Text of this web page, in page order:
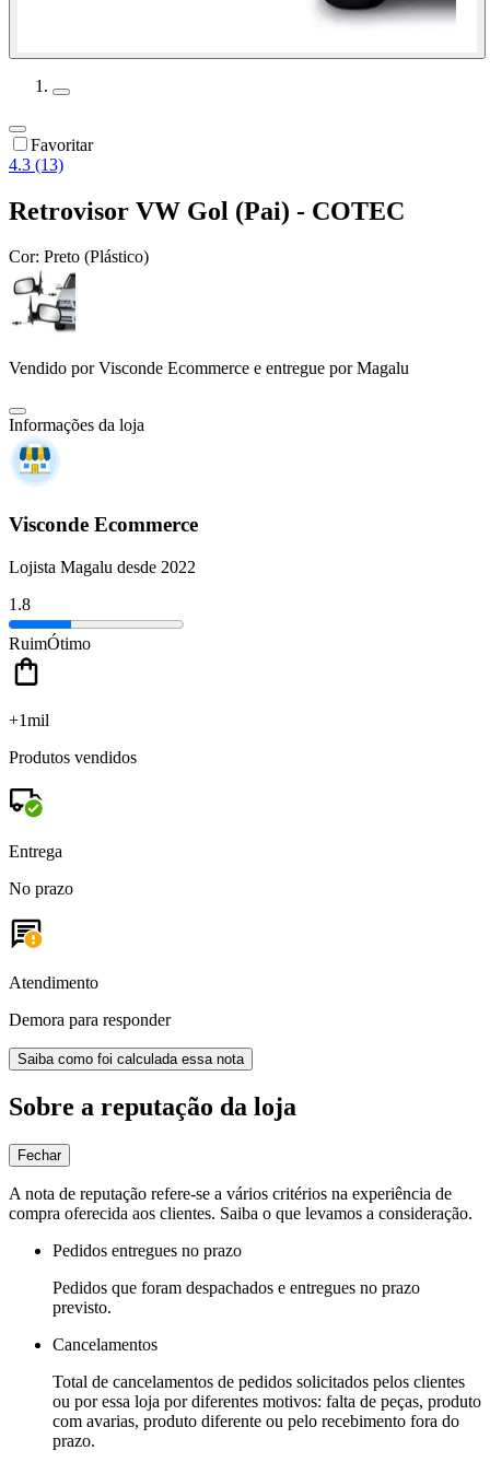
Favoritar
4.3 (13)
Retrovisor VW Gol (Pai) - COTEC
Cor: Preto (Plástico)
Vendido porVisconde Ecommerce e entregue por Magalu
Informações da loja
Visconde Ecommerce
Lojista Magalu desde 2022
1.8
RuimÓtimo
+1mil
Produtos vendidos
Entrega
No prazo
Atendimento
Demora para responder
Saiba como foi calculada essa nota
Sobre a reputação da loja
Fechar
A nota de reputação refere-se a vários critérios na experiência de
compra oferecida aos clientes. Saiba o que levamos a consideração.
Pedidos entregues no prazo
Pedidos que foram despachados e entregues no prazo
previsto.
Cancelamentos
Total de cancelamentos de pedidos solicitados pelos clientes
ou por essa loja por diferentes motivos: falta de peças, produto
com avarias, produto diferente ou pelo recebimento fora do
prazo.